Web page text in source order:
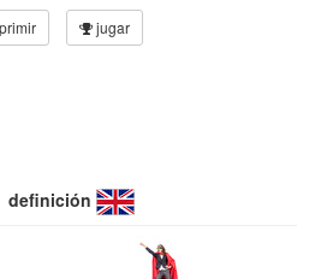
jugar
definición